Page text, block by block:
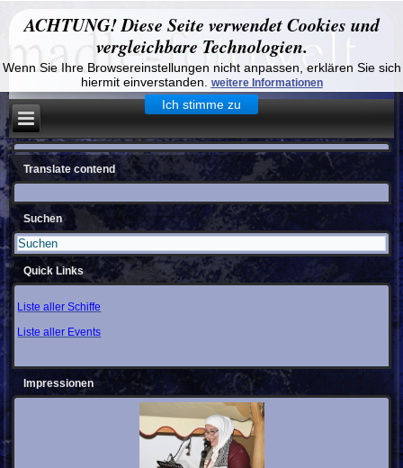
ACHTUNG! Diese Seite verwendet Cookies und
vergleichbare Technologien.
Wenn Sie Ihre Browsereinstellungen nicht anpassen, erklären Sie sich
hiermit einverstanden.
weitere Informationen
Ich stimme zu
Translate contend
Suchen
Quick Links
Liste aller Schiffe
Liste aller Events
Impressionen